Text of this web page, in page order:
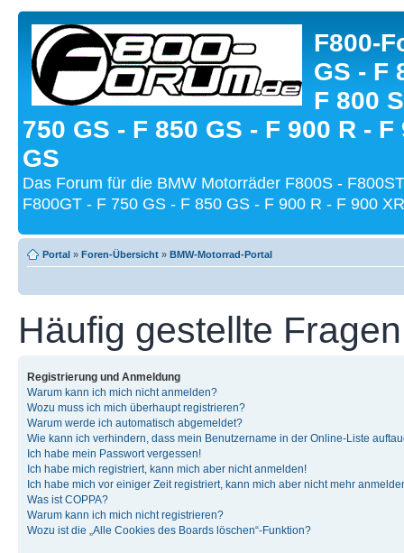
F800-
GS - F
F 800
750 GS - F 850 GS - F 900 R - F
GS
Das Forum für die BMW Motorräder F800S -
F800GT - F 750 GS - F 850 GS - F 900 R - F 900
Portal » Foren-Übersicht » BMW-Motorrad-Portal
Häufig gestellte Fragen
Registrierung und Anmeldung
Warum kann ich mich nicht anmelden?
Wozu muss ich mich überhaupt registrieren?
Warum werde ich automatisch abgemeldet?
Wie kann ich verhindern, dass mein Benutzername in der Online-Liste
Ich habe mein Passwort vergessen!
Ich habe mich registriert, kann mich aber nicht anmelden!
Ich habe mich vor einiger Zeit registriert, kann mich aber nicht mehr
Was ist COPPA?
Warum kann ich mich nicht registrieren?
Wozu ist die „Alle Cookies des Boards löschen“-Funktion?